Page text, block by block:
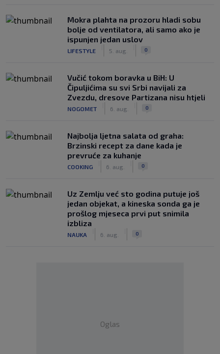
Mokra plahta na prozoru hladi sobu
bolje od ventilatora, ali samo ako je
ispunjen jedan uslov
LIFESTYLE 5. aug. 0
Vučić tokom boravka u BiH: U
Čipuljićima su svi Srbi navijali za
Zvezdu, dresove Partizana nisu htjeli
NOGOMET 6. aug. 0
Najbolja ljetna salata od graha:
Brzinski recept za dane kada je
prevruće za kuhanje
COOKING 6. aug. 0
Uz Zemlju već sto godina putuje još
jedan objekat, a kineska sonda ga je
prošlog mjeseca prvi put snimila
izbliza
NAUKA 6. aug. 0
Oglas